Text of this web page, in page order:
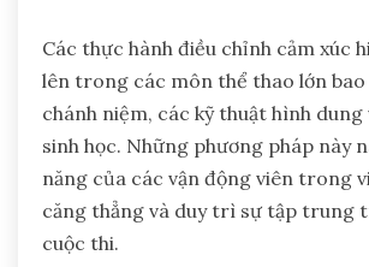
Các thực hành điều chỉnh cảm xúc
lên trong các môn thể thao lớn
chánh niệm, các kỹ thuật hình dung
sinh học. Những phương pháp này
năng của các vận động viên trong
căng thẳng và duy trì sự tập trung
cuộc thi.